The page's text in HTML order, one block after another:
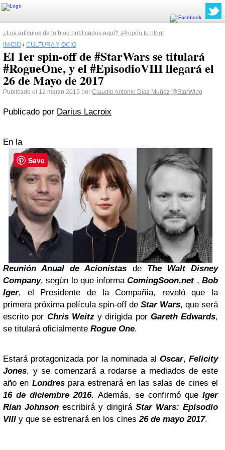
¿Los artículos de tu blog publicados aquí? ¡Propón tu blog!
INICIO › CULTURA Y OCIO
El 1er spin-off de #StarWars se titulará
#RogueOne, y el #EpisodioVIII llegará el
26 de Mayo de 2017
Publicado el 12 marzo 2015 por Claudio Antonio Diaz Muñoz @StarWlog
Publicado por Darius Lacroix
En la
Reunión Anual de Acionistas de The Walt Disney
Company, según lo que informaComingSoon.net ,Bob
Iger, el Presidente de la Compañía, reveló que la
primera próxima película spin-off de Star Wars, que será
escrito por Chris Weitzy dirigida por Gareth Edwards,
se titulará oficialmente Rogue One.
Estará protagonizada por la nominada al Oscar, Felicity
Jones, y se comenzará a rodarse a mediados de este
año en Londrespara estrenará en las salas de cines el
16 de diciembre 2016. Además, se confirmó que Iger
Rian Johnson escribirá y dirigirá Star Wars: Episodio
VIII y que se estrenará en los cines26 de mayo 2017.
Save